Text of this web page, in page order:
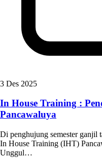
3 Des 2025
In House Training :
Pancawaluya
Di penghujung semester ganjil
In House Training (IHT)
Unggul…